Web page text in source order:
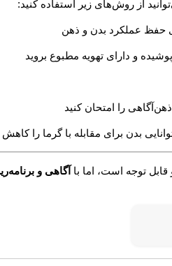
از روش‌های زیر استفاده کنید:
حفظ عملکرد بدن و ذهن
و دارای تهویه مطبوع بروید
را امتحان کنید
بدن برای مقابله با گرما را
توجه است، اما با آگاهی و